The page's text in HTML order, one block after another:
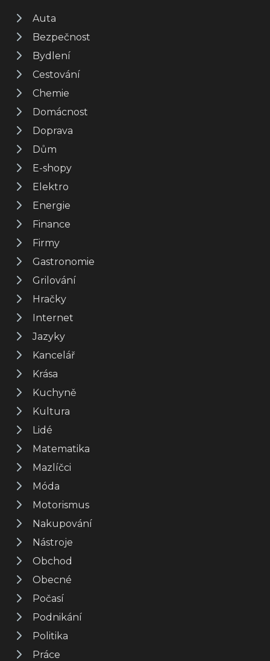
Auta
Bezpečnost
Bydlení
Cestování
Chemie
Domácnost
Doprava
Dům
E-shopy
Elektro
Energie
Finance
Firmy
Gastronomie
Grilování
Hračky
Internet
Jazyky
Kancelář
Krása
Kuchyně
Kultura
Lidé
Matematika
Mazlíčci
Móda
Motorismus
Nakupování
Nástroje
Obchod
Obecné
Počasí
Podnikání
Politika
Práce